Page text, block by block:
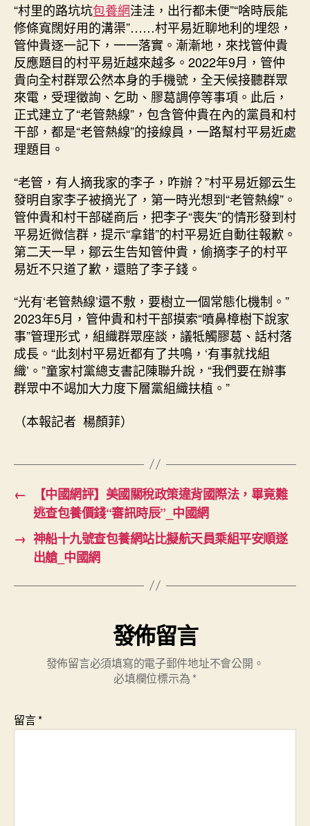
“村里的路坑坑包養網洼洼，出行都未便”“啥時辰能
修條寬闊好用的溝渠”……村平易近聊地利的埋怨，
管仲貴逐一記下，一一落實。漸漸地，來找管仲貴
反應題目的村平易近越來越多。2022年9月，管仲
貴向全村群眾公然本身的手機號，全天候接聽群眾
來電，受理徵詢、乞助、膠葛調停等事項。此后，
正式建立了“老管熱線”，包含管仲貴在內的黨員和村
干部，都是“老管熱線”的接線員，一路幫村平易近處
理題目。
“老管，有人摘我家的李子，咋辦？”村平易近鄒云生
發明自家李子被摘光了，第一時光想到“老管熱線”。
管仲貴和村干部磋商后，把李子“喪失”的情形發到村
平易近微信群，提示“拿錯”的村平易近自動往報歉。
第二天一早，鄒云生告知管仲貴，偷摘李子的村平
易近不只道了歉，還賠了李子錢。
“光有‘老管熱線’還不敷，要樹立一個常態化機制。”
2023年5月，管仲貴和村干部摸索“噴鼻樟樹下說家
事”管理形式，組織群眾座談，議牴觸膠葛、話村落
成長。“此刻村平易近都有了共鳴，‘有事就找組
織’。”童家村黨總支書記陳聯升說，“我們要在辦事
群眾中不竭加大力度下層黨組織扶植。”
（本報記者 楊顏菲）
←
【中國網評】美國關稅政策違背國際法，畢竟難
逃查包養價錢“審訊時辰”_中國網
→ 神船十九號查包養網站比擬航天員乘組平安順遂
出艙_中國網
發佈留言
發佈留言必須填寫的電子郵件地址不會公開。
必填欄位標示為 *
留言*